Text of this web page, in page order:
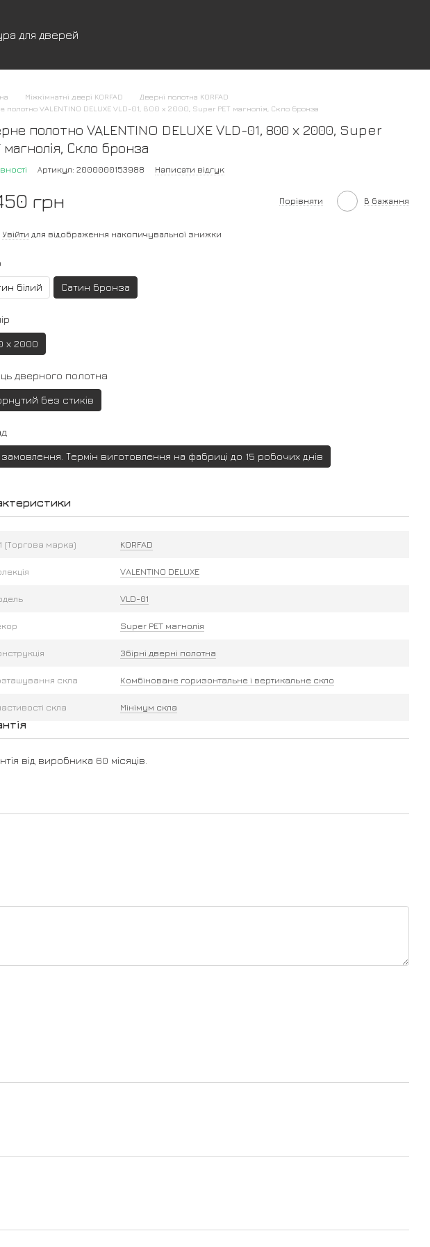
для дверей
Міжкімнатні двері KORFAD
Дверні полотна KORFAD
полотно VALENTINO DELUXE VLD-01, 800 х 2000, Super PET магнолія, Скло бронза
полотно VALENTINO DELUXE VLD-01, 800 х 2000, Super
магнолія, Скло бронза
Артикул: 2000000153988 Написати відгук
грн Порівняти В бажання
Увійти для відображення накопичувальної знижки
білий Сатин бронза
х 2000
дверного полотна
без стиків
замовлення. Термін виготовлення на фабриці до 15 робочих днів
(Торгова марка) KORFAD
VALENTINO DELUXE
VLD-01
Super PET магнолія
Збірні дверні полотна
скла Комбіноване горизонтальне і вертикальне скло
скла Мінімум скла
від виробника 60 місяців.